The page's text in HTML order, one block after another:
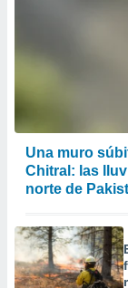
Una muro
Chitral: las
norte de